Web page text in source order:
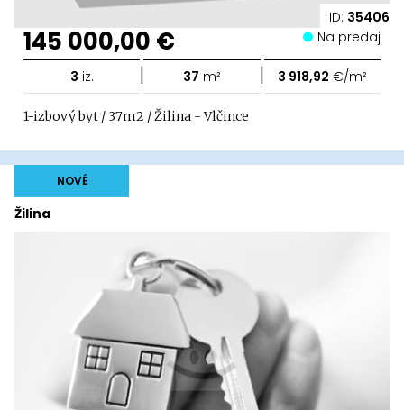
ID: 35406
145 000,00 € Na predaj
3 iz. | 37 m² | 3 918,92 €/m²
1-izbový byt / 37m2 / Žilina - Vlčince
Žilina
NOVÉ